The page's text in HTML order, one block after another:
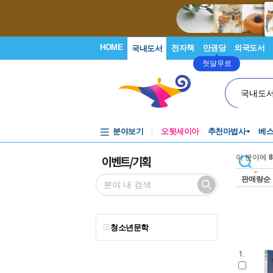
HOME 국내도서 전자책 만권당
첫달무료
외국도서
국내도
분야보기 오뒷세이아 추천마법사 베
이벤트/기획
청소년문학
이 분야에
판매량순
1.